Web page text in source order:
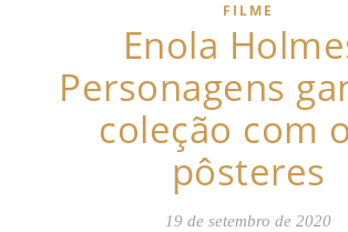
FILME
Enola
Personagens
coleção com
pôsteres
19 de setembro de 2020